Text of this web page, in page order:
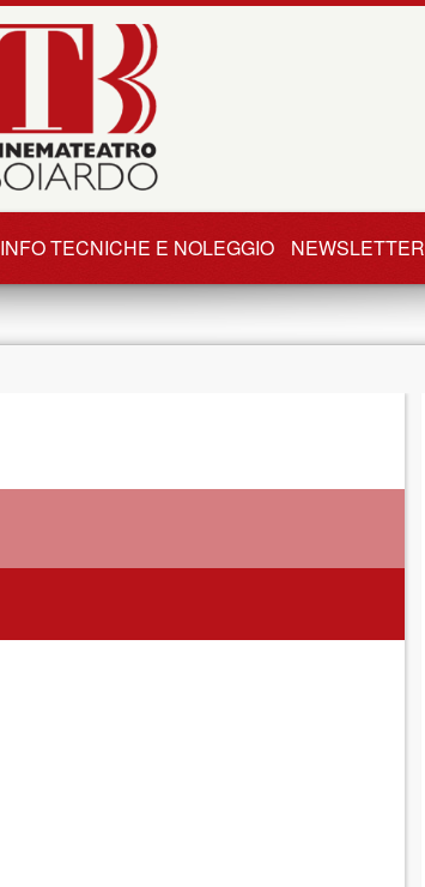
INFO TECNICHE E NOLEGGIO NEWSLETTER